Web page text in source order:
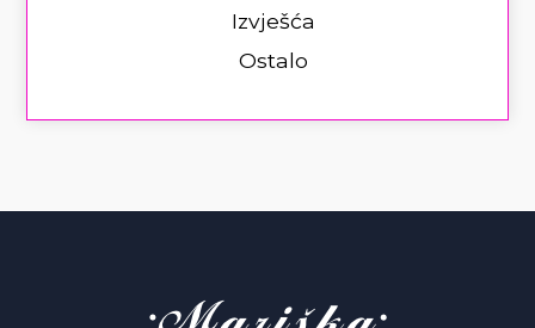
Izvješća
Ostalo